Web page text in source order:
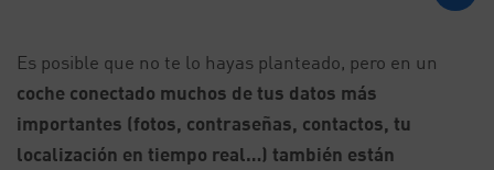
Es posible que no te lo hayas planteado, pero en un
coche conectado muchos de tus datos más
importantes (fotos, contraseñas, contactos, tu
localización en tiempo real…) también están